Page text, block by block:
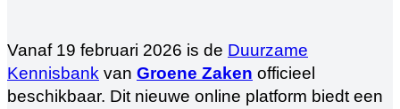
Vanaf 19 februari 2026 is de Duurzame
Kennisbank van Groene Zaken officieel
beschikbaar. Dit nieuwe online platform biedt een